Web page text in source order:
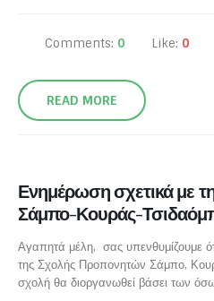
Comments: 0 Like: 0
READ MORE
Ενημέρωση σχετικά με
Σάμπο-Κουράς-
Αγαπητά μέλη, σας υπενθυμίζουμε
της Σχολής Προπονητών Σάμπο,
σχολή θα διοργανωθεί βάσει των